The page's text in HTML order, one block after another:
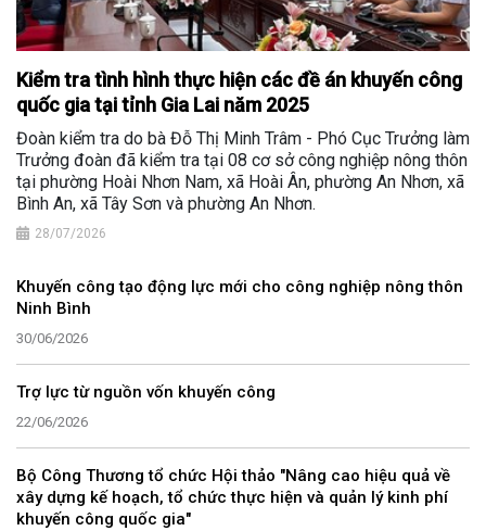
Kiểm tra tình hình thực hiện các đề án khuyến công
quốc gia tại tỉnh Gia Lai năm 2025
Đoàn kiểm tra do bà Đỗ Thị Minh Trâm - Phó Cục Trưởng làm
Trưởng đoàn đã kiểm tra tại 08 cơ sở công nghiệp nông thôn
tại phường Hoài Nhơn Nam, xã Hoài Ân, phường An Nhơn, xã
Bình An, xã Tây Sơn và phường An Nhơn.
28/07/2026
Khuyến công tạo động lực mới cho công nghiệp nông thôn
Ninh Bình
30/06/2026
Trợ lực từ nguồn vốn khuyến công
22/06/2026
Bộ Công Thương tổ chức Hội thảo "Nâng cao hiệu quả về
xây dựng kế hoạch, tổ chức thực hiện và quản lý kinh phí
khuyến công quốc gia"